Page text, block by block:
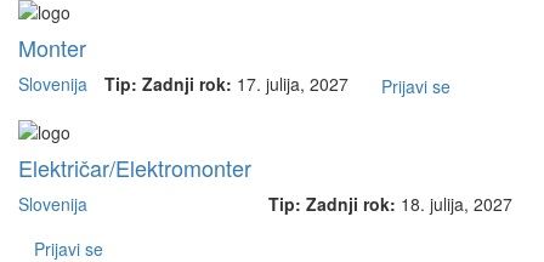
Monter
Slovenija Tip: Zadnji rok: 17. julija, 2027 Prijavi se
Električar/Elektromonter
Slovenija Tip: Zadnji rok: 18. julija, 2027
Prijavi se